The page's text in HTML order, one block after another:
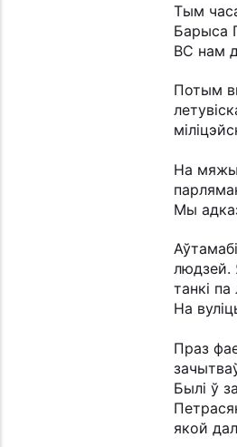
Тым
Барыса
ВС нам
Потым
На мяжы
Мы
людзей.
танкі
На
Праз
Былі ў
якой